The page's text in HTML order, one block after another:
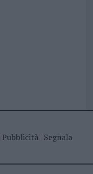
Pubblicità| Segnala